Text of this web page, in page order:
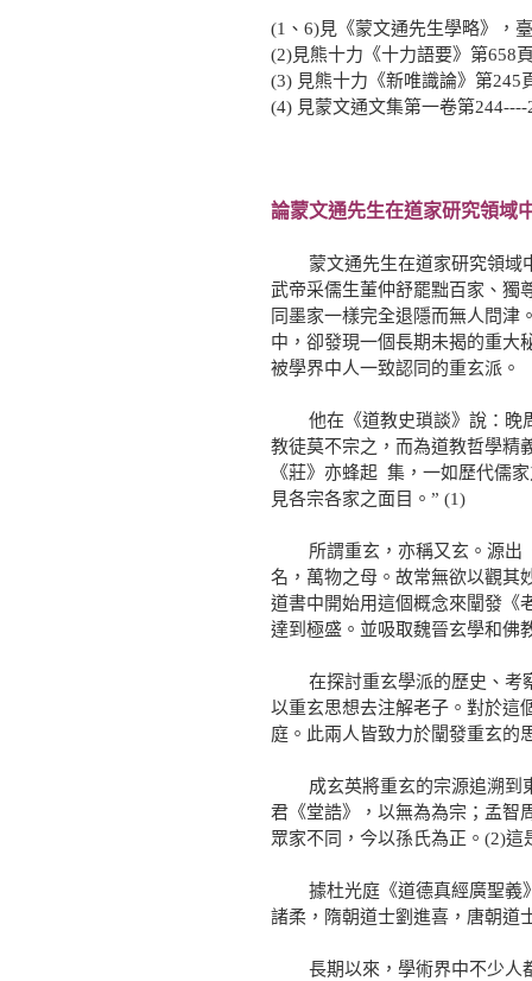
(1、6)見《蒙文通先生學略》，
(2)見熊十力《十力語要》第658
(3) 見熊十力《新唯識論》第245
(4) 見蒙文通文集第一卷第
論蒙文通先生在道家研究領域
蒙文通先生在道家研究領域中
武帝采儒生董仲舒罷黜百家、獨
同墨家一樣完全退隱而無人問津
中，卻發現一個長期未揭的重大
被學界中人一致認同的重玄派。
他在《道教史瑣談》說：晚周
教徒莫不宗之，而為道教哲學精
《莊》亦蜂起 集，一如歷代儒
見各宗各家之面目。” (1)
所謂重玄，亦稱又玄。源出《
名，萬物之母。故常無欲以觀其
道書中開始用這個概念來闡發《
達到極盛。並吸取魏晉玄學和佛
在探討重玄學派的歷史、考察
以重玄思想去注解老子。對於這
庭。此兩人皆致力於闡發重玄的
成玄英將重玄的宗源追溯到東
君《堂誥》，以無為為宗；孟智
眾家不同，今以孫氏為正。(2)這
據杜光庭《道德真經廣聖義》
諸柔，隋朝道士劉進喜，唐朝道
長期以來，學術界中不少人都